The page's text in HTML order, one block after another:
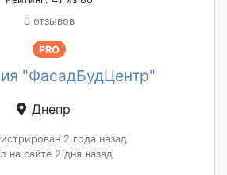
0 отзывов
PRO
"ФасадБудЦентр"
Днепр
2 года назад
на сайте 2 дня назад